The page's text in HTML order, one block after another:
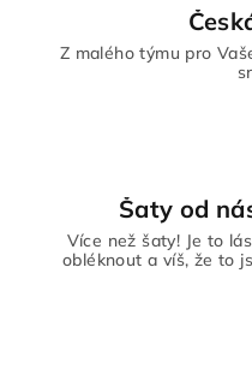
Z malého týmu pro
Šaty od
Více než šaty! Je to
obléknout a víš, že to